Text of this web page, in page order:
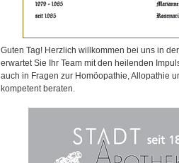
Guten Tag! Herzlich willkommen bei uns in
erwartet Sie Ihr Team mit den heilenden
auch in Fragen zur Homöopathie, Allopathie
kompetent beraten.